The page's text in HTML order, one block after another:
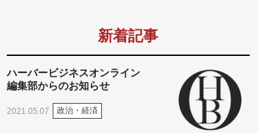
新着記事
ハーバービジネスオンライン
編集部からのお知らせ
2021.05.07 政治・経済